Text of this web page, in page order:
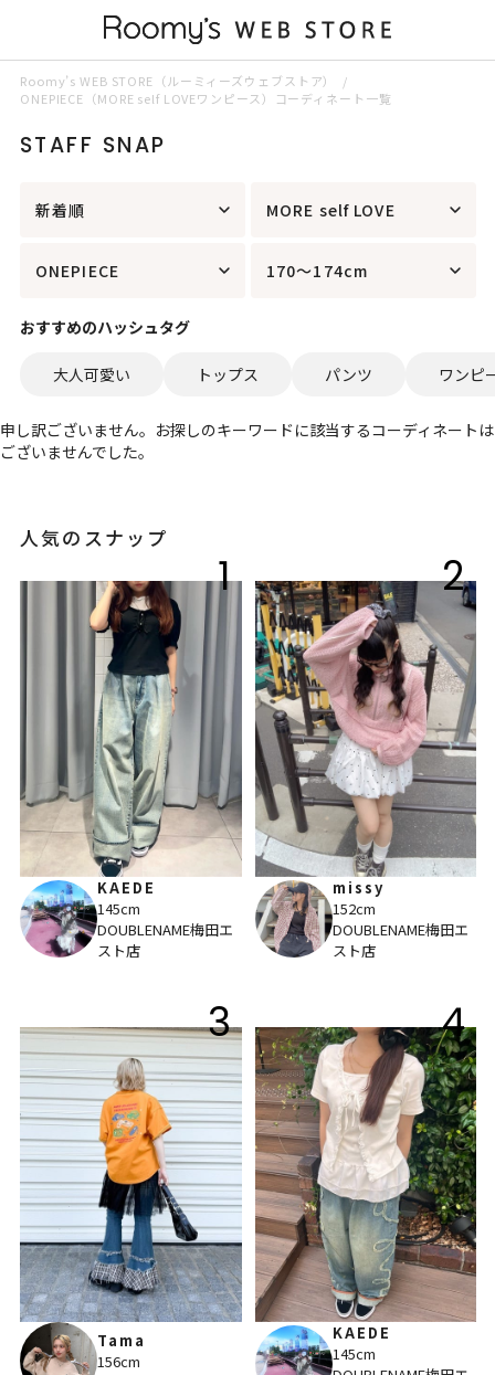
Roomy’s WEB STORE（ルーミィーズウェブストア）
ONEPIECE（MORE self LOVEワンピース）コーディネート一覧
STAFF SNAP
新着順 MORE self LOVE
ONEPIECE 170～174cm
おすすめのハッシュタグ
大人可愛い トップス パンツ ワンピ
申し訳ございません。お探しのキーワードに該当するコーディネートは
ございませんでした。
人気のスナップ
1
KAEDE
145cm
DOUBLENAME梅田エ
スト店
2
missy
152cm
DOUBLENAME梅田エ
スト店
3
Tama
156cm
4
KAEDE
145cm